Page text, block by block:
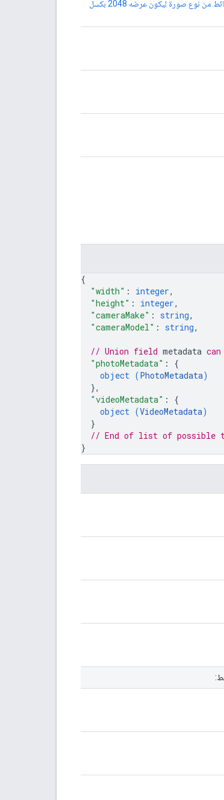
إلى ضبط أبعاد عنصر وسائط من نوع صورة ليكون عرضه 2048 بكسل
{
"width" : integer,
"height" : integer,
"cameraMake" : string,
"cameraModel" : string,
// Union field metadata
"photoMetadata" : {
object (PhotoMetadata)
},
"videoMetadata" : {
object (VideoMetadata)
}
// End of list of possible
}